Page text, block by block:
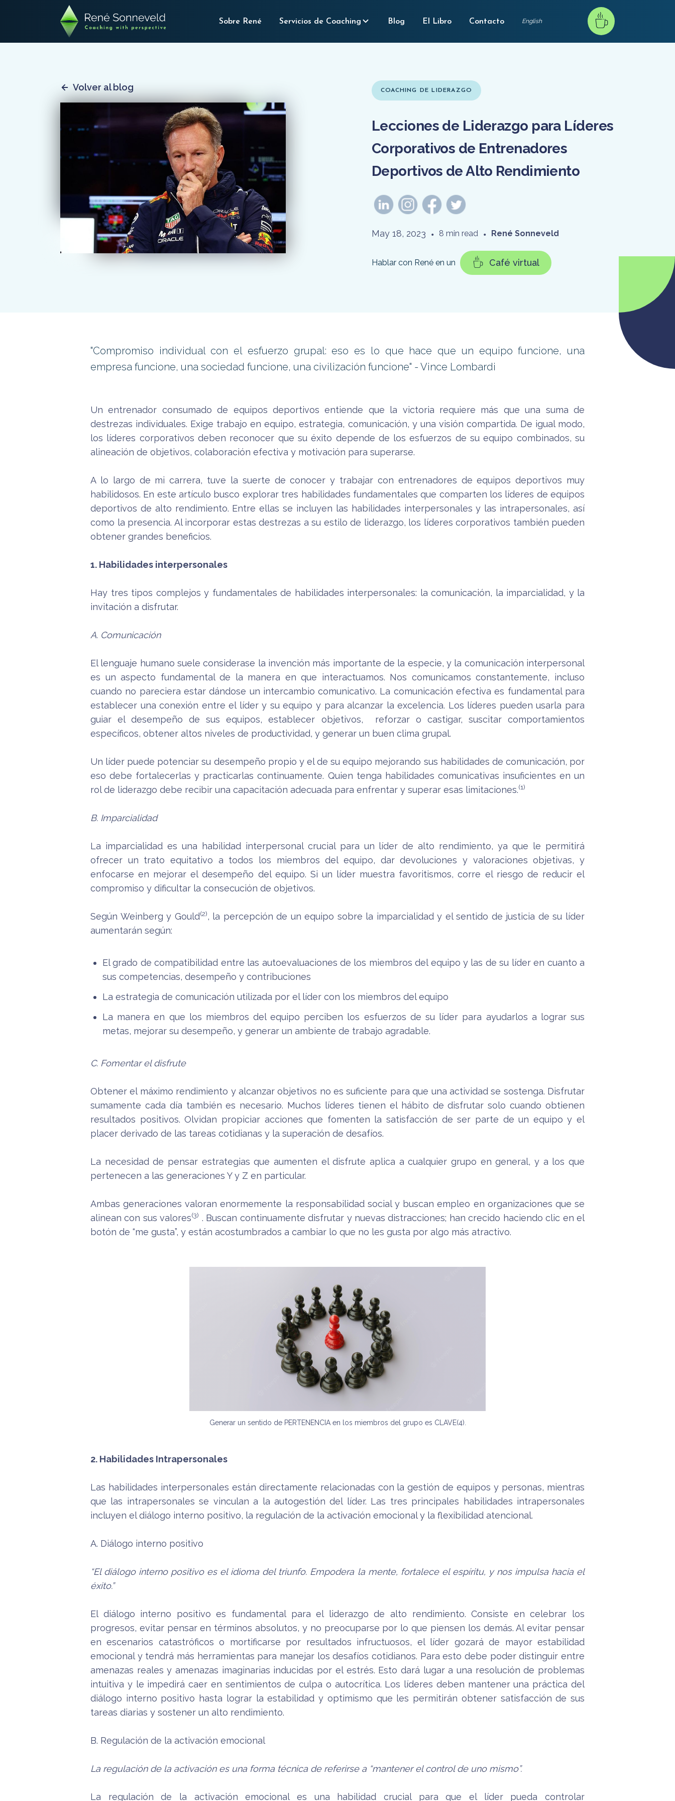
Sobre René Servicios de Coaching Blog El Libro Contacto English
Volver al blog COACHING DE LIDERAZGO
Lecciones de Liderazgo para Líderes
Corporativos de Entrenadores
Deportivos de Alto Rendimiento
May 18, 2023 • 8 min read • René Sonneveld
Hablar con René en un Café virtual
"Compromiso individual con el esfuerzo grupal: eso es lo que hace que un equipo funcione, una
empresa funcione, una sociedad funcione, una civilización funcione" - Vince Lombardi
Un entrenador consumado de equipos deportivos entiende que la victoria requiere más que una suma de
destrezas individuales. Exige trabajo en equipo, estrategia, comunicación, y una visión compartida. De igual modo,
los líderes corporativos deben reconocer que su éxito depende de los esfuerzos de su equipo combinados, su
alineación de objetivos, colaboración efectiva y motivación para superarse.
A lo largo de mi carrera, tuve la suerte de conocer y trabajar con entrenadores de equipos deportivos muy
habilidosos. En este artículo busco explorar tres habilidades fundamentales que comparten los líderes de equipos
deportivos de alto rendimiento. Entre ellas se incluyen las habilidades interpersonales y las intrapersonales, así
como la presencia. Al incorporar estas destrezas a su estilo de liderazgo, los líderes corporativos también pueden
obtener grandes beneficios.
1. Habilidades interpersonales
Hay tres tipos complejos y fundamentales de habilidades interpersonales: la comunicación, la imparcialidad, y la
invitación a disfrutar.
A. Comunicación
El lenguaje humano suele considerase la invención más importante de la especie, y la comunicación interpersonal
es un aspecto fundamental de la manera en que interactuamos. Nos comunicamos constantemente, incluso
cuando no pareciera estar dándose un intercambio comunicativo. La comunicación efectiva es fundamental para
establecer una conexión entre el líder y su equipo y para alcanzar la excelencia. Los líderes pueden usarla para
guiar el desempeño de sus equipos, establecer objetivos, reforzar o castigar, suscitar comportamientos
específicos, obtener altos niveles de productividad, y generar un buen clima grupal.
Un líder puede potenciar su desempeño propio y el de su equipo mejorando sus habilidades de comunicación, por
eso debe fortalecerlas y practicarlas continuamente. Quien tenga habilidades comunicativas insuficientes en un
rol de liderazgo debe recibir una capacitación adecuada para enfrentar y superar esas limitaciones.(1)
B. Imparcialidad
La imparcialidad es una habilidad interpersonal crucial para un líder de alto rendimiento, ya que le permitirá
ofrecer un trato equitativo a todos los miembros del equipo, dar devoluciones y valoraciones objetivas, y
enfocarse en mejorar el desempeño del equipo. Si un líder muestra favoritismos, corre el riesgo de reducir el
compromiso y dificultar la consecución de objetivos.
Según Weinberg y Gould(2), la percepción de un equipo sobre la imparcialidad y el sentido de justicia de su líder
aumentarán según:
El grado de compatibilidad entre las autoevaluaciones de los miembros del equipo y las de su líder en cuanto a
sus competencias, desempeño y contribuciones
La estrategia de comunicación utilizada por el líder con los miembros del equipo
La manera en que los miembros del equipo perciben los esfuerzos de su líder para ayudarlos a lograr sus
metas, mejorar su desempeño, y generar un ambiente de trabajo agradable.
C. Fomentar el disfrute
Obtener el máximo rendimiento y alcanzar objetivos no es suficiente para que una actividad se sostenga. Disfrutar
sumamente cada día también es necesario. Muchos líderes tienen el hábito de disfrutar solo cuando obtienen
resultados positivos. Olvidan propiciar acciones que fomenten la satisfacción de ser parte de un equipo y el
placer derivado de las tareas cotidianas y la superación de desafíos.
La necesidad de pensar estrategias que aumenten el disfrute aplica a cualquier grupo en general, y a los que
pertenecen a las generaciones Y y Z en particular.
Ambas generaciones valoran enormemente la responsabilidad social y buscan empleo en organizaciones que se
alinean con sus valores(3) . Buscan continuamente disfrutar y nuevas distracciones; han crecido haciendo clic en el
botón de “me gusta”, y están acostumbrados a cambiar lo que no les gusta por algo más atractivo.
Generar un sentido de PERTENENCIA en los miembros del grupo es CLAVE(4).
2. Habilidades Intrapersonales
Las habilidades interpersonales están directamente relacionadas con la gestión de equipos y personas, mientras
que las intrapersonales se vinculan a la autogestión del líder. Las tres principales habilidades intrapersonales
incluyen el diálogo interno positivo, la regulación de la activación emocional y la flexibilidad atencional.
A. Diálogo interno positivo
“El diálogo interno positivo es el idioma del triunfo. Empodera la mente, fortalece el espíritu, y nos impulsa hacia el
éxito.”
El diálogo interno positivo es fundamental para el liderazgo de alto rendimiento. Consiste en celebrar los
progresos, evitar pensar en términos absolutos, y no preocuparse por lo que piensen los demás. Al evitar pensar
en escenarios catastróficos o mortificarse por resultados infructuosos, el líder gozará de mayor estabilidad
emocional y tendrá más herramientas para manejar los desafíos cotidianos. Para esto debe poder distinguir entre
amenazas reales y amenazas imaginarias inducidas por el estrés. Esto dará lugar a una resolución de problemas
intuitiva y le impedirá caer en sentimientos de culpa o autocrítica. Los líderes deben mantener una práctica del
diálogo interno positivo hasta lograr la estabilidad y optimismo que les permitirán obtener satisfacción de sus
tareas diarias y sostener un alto rendimiento.
B. Regulación de la activación emocional
La regulación de la activación es una forma técnica de referirse a “mantener el control de uno mismo”.
La regulación de la activación emocional es una habilidad crucial para que el líder pueda controlar